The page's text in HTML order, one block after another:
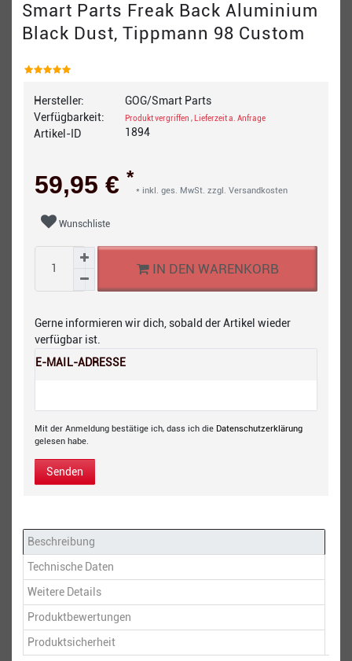
Smart Parts Freak Back Aluminium
Black Dust, Tippmann 98 Custom
Hersteller:
Verfügbarkeit:
Artikel-ID
GOG/Smart Parts
Produkt vergriffen , Lieferzeit a. Anfrage
1894
59,95 € *
* inkl. ges. MwSt. zzgl. Versandkosten
Wunschliste
IN DEN WARENKORB
Gerne informieren wir dich, sobald der Artikel wieder
verfügbar ist.
E-MAIL-ADRESSE
Mit der Anmeldung bestätige ich, dass ich die Daten­schutz­erklärung
gelesen habe.
Senden
Beschreibung
Technische Daten
Weitere Details
Produktbewertungen
Produktsicherheit